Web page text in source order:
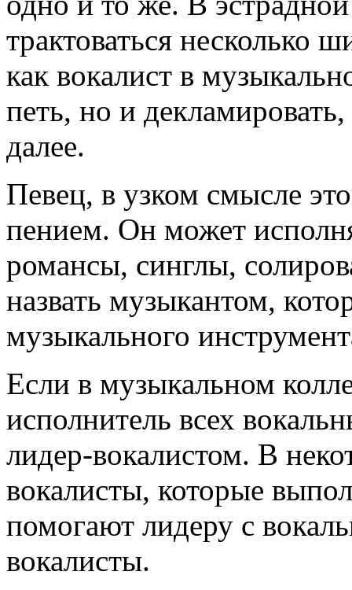
трактоваться несколько
как вокалист в
петь, но и
далее.
Певец, в узком смысле
пением. Он может
романсы, синглы,
назвать музыкантом,
музыкального
Если в музыкальном
исполнитель всех
лидер-вокалистом. В
вокалисты, которые
помогают лидеру с
вокалисты.